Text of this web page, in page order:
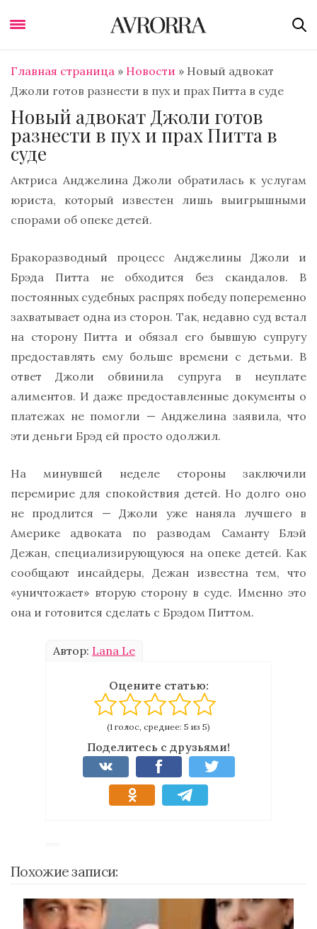
Главная страница » Новости » Новый адвокат
Джоли готов разнести в пух и прах Питта в суде
Новый адвокат Джоли готов
разнести в пух и прах Питта в
суде
Актриса Анджелина Джоли обратилась к услугам
юриста, который известен лишь выигрышными
спорами об опеке детей.
Бракоразводный процесс Анджелины Джоли и
Брэда Питта не обходится без скандалов. В
постоянных судебных распрях победу попеременно
захватывает одна из сторон. Так, недавно суд встал
на сторону Питта и обязал его бывшую супругу
предоставлять ему больше времени с детьми. В
ответ Джоли обвинила супруга в неуплате
алиментов. И даже предоставленные документы о
платежах не помогли — Анджелина заявила, что
эти деньги Брэд ей просто одолжил.
На минувшей неделе стороны заключили
перемирие для спокойствия детей. Но долго оно
не продлится — Джоли уже наняла лучшего в
Америке адвоката по разводам Саманту Блэй
Дежан, специализирующуюся на опеке детей. Как
сообщают инсайдеры, Дежан известна тем, что
«уничтожает» вторую сторону в суде. Именно это
она и готовится сделать с Брэдом Питтом.
Автор: Lana Le
Оцените статью:
(1 голос, среднее: 5 из 5)
Поделитесь с друзьями!
Похожие записи: